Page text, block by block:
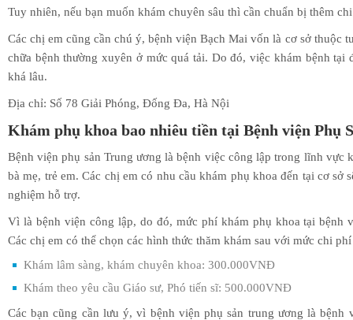
Tuy nhiên, nếu bạn muốn khám chuyên sâu thì cần chuẩn bị thêm
Các chị em cũng cần chú ý, bệnh viện Bạch Mai vốn là cơ sở thuộc
chữa bệnh thường xuyên ở mức quá tải. Do đó, việc khám bệnh
khá lâu.
Địa chỉ: Số 78 Giải Phóng, Đống Đa, Hà Nội
Khám phụ khoa bao nhiêu tiền tại Bệnh viện Phụ
Bệnh viện phụ sản Trung ương là bệnh việc công lập trong lĩnh vực
bà mẹ, trẻ em. Các chị em có nhu cầu khám phụ khoa đến tại cơ
nghiệm hỗ trợ.
Vì là bệnh viện công lập, do đó, mức phí khám phụ khoa tại bệnh
Các chị em có thể chọn các hình thức thăm khám sau với mức chi
Khám lâm sàng, khám chuyên khoa: 300.000VNĐ
Khám theo yêu cầu Giáo sư, Phó tiến sĩ: 500.000VNĐ
Các bạn cũng cần lưu ý, vì bệnh viện phụ sản trung ương là